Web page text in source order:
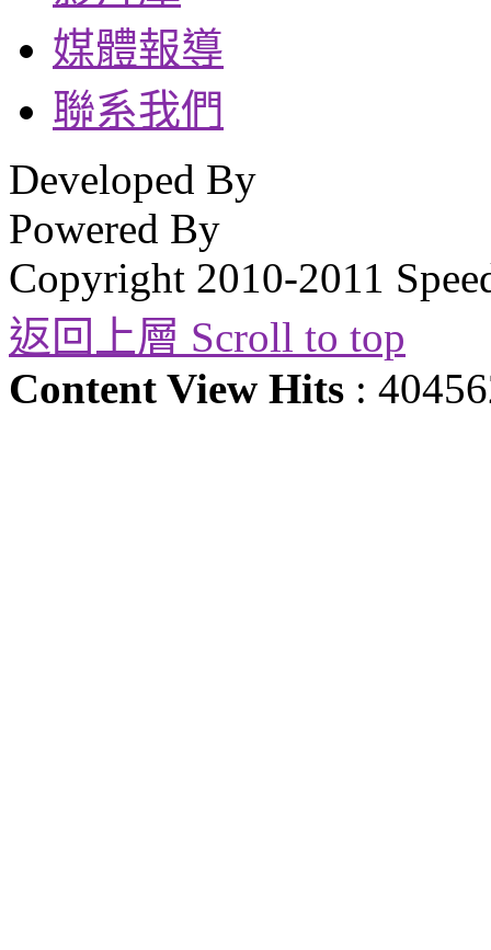
媒體報導
聯系我們
Developed By
Powered By
Copyright 2010-2011
返回上層 Scroll to top
Content View Hits :